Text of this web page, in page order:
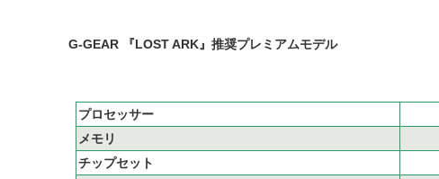
G-GEAR 『LOST ARK』推奨プレミアムモデル
プロセッサー
メモリ
チップセット